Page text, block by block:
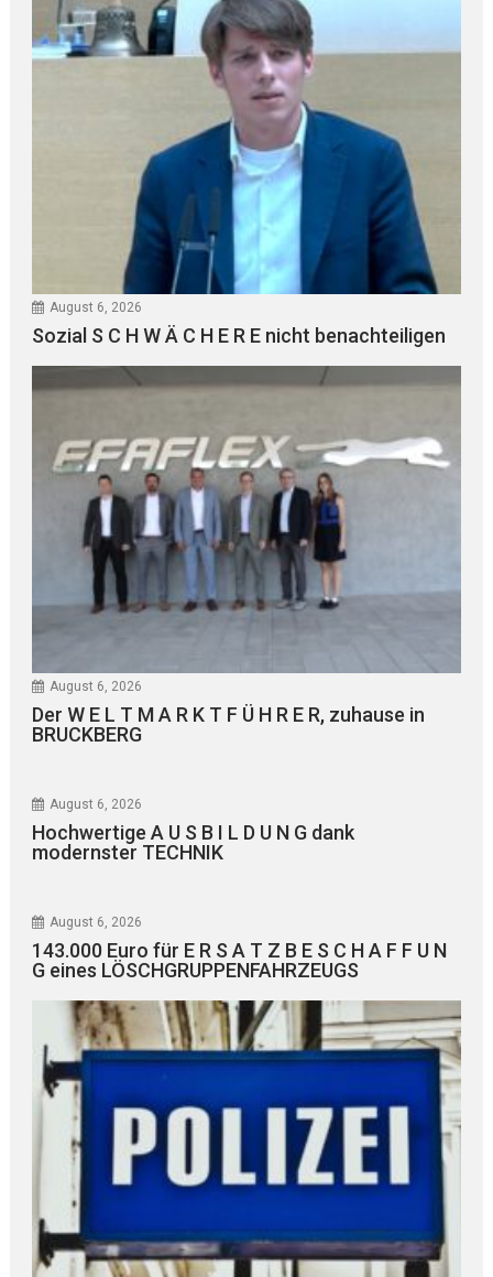
August 6, 2026
Sozial S C H W Ä C H E R E nicht benachteiligen
August 6, 2026
Der W E L T M A R K T F Ü H R E R, zuhause in
BRUCKBERG
August 6, 2026
Hochwertige A U S B I L D U N G dank
modernster TECHNIK
August 6, 2026
143.000 Euro für E R S A T Z B E S C H A F F U N
G eines LÖSCHGRUPPENFAHRZEUGS